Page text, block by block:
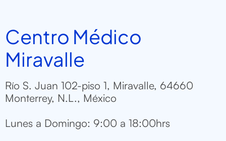
Centro Médico
Miravalle
Río S. Juan 102-piso 1, Miravalle, 64660
Monterrey, N.L., México
Lunes a Domingo: 9:00 a 18:00hrs